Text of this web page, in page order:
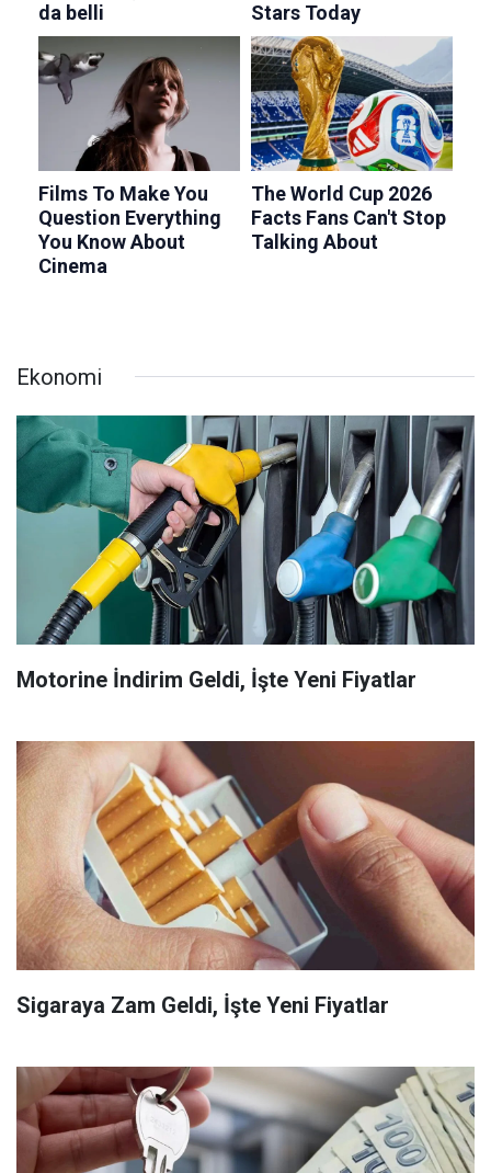
Ekonomi
Motorine İndirim Geldi, İşte Yeni Fiyatlar
Sigaraya Zam Geldi, İşte Yeni Fiyatlar